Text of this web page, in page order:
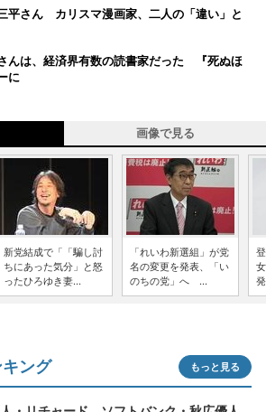
平さん カリスマ漫画家、二人の「違い」と
んは、経済界有数の読書家だった 『死ぬほ
に
画像で見る
新党結成で「「騙し討
ちにあった気分」と怒
ったひろゆき妻...
「れいわ新選組」が党
名の変更を発表、「い
のちの党」へ ...
ング もっと見る